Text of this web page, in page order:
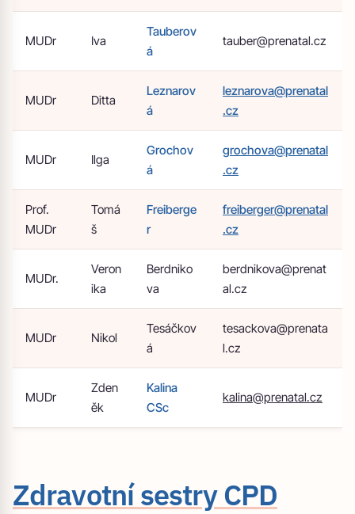
MUDr Iva
Tauberov
á
tauber@prenatal.cz
MUDr Ditta
Leznarov
á
leznarova@prenatal
.cz
MUDr Ilga
Grochov
á
grochova@prenatal
.cz
Prof.
MUDr
Tomá
š
Freiberge
r
freiberger@prenatal
.cz
MUDr.
Veron
ika
Berdniko
va
berdnikova@prenat
al.cz
MUDr Nikol
Tesáčkov
á
tesackova@prenata
l.cz
MUDr
Zden
ěk
Kalina
CSc
kalina@prenatal.cz
Zdravotní sestry CPD